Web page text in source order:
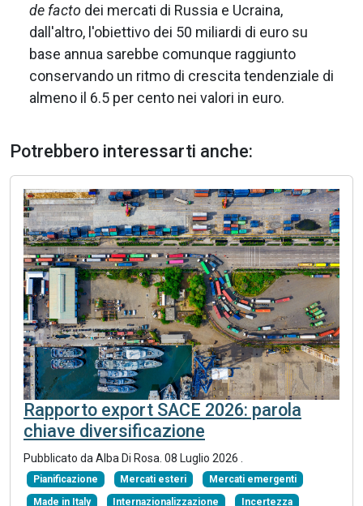
de facto dei mercati di Russia e Ucraina,
dall'altro, l'obiettivo dei 50 miliardi di euro su
base annua sarebbe comunque raggiunto
conservando un ritmo di crescita tendenziale di
almeno il 6.5 per cento nei valori in euro.
Potrebbero interessarti anche:
Rapporto export SACE 2026: parola
chiave diversificazione
Pubblicato da Alba Di Rosa 08 Luglio 2026
Pianificazione Mercati esteri Mercati emergenti
Made in Italy Internazionalizzazione Incertezza